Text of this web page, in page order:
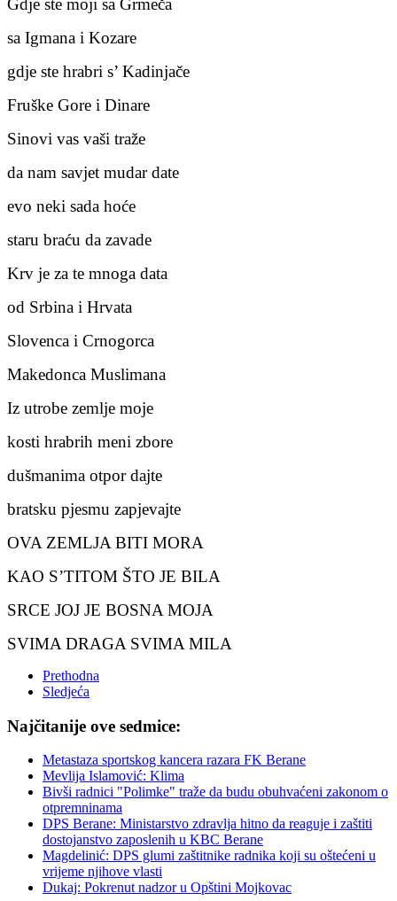
Gdje ste moji sa Grmeča
sa Igmana i Kozare
gdje ste hrabri s’ Kadinjače
Fruške Gore i Dinare
Sinovi vas vaši traže
da nam savjet mudar date
evo neki sada hoće
staru braću da zavade
Krv je za te mnoga data
od Srbina i Hrvata
Slovenca i Crnogorca
Makedonca Muslimana
Iz utrobe zemlje moje
kosti hrabrih meni zbore
dušmanima otpor dajte
bratsku pjesmu zapjevajte
OVA ZEMLJA BITI MORA
KAO S’TITOM ŠTO JE BILA
SRCE JOJ JE BOSNA MOJA
SVIMA DRAGA SVIMA MILA
Prethodna
Sledjeća
Najčitanije ove sedmice:
Metastaza sportskog kancera razara FK Berane
Mevlija Islamović: Klima
Bivši radnici "Polimke" traže da budu obuhvaćeni zakonom o
otpremninama
DPS Berane: Ministarstvo zdravlja hitno da reaguje i zaštiti
dostojanstvo zaposlenih u KBC Berane
Magdelinić: DPS glumi zaštitnike radnika koji su oštećeni u
vrijeme njihove vlasti
Dukaj: Pokrenut nadzor u Opštini Mojkovac